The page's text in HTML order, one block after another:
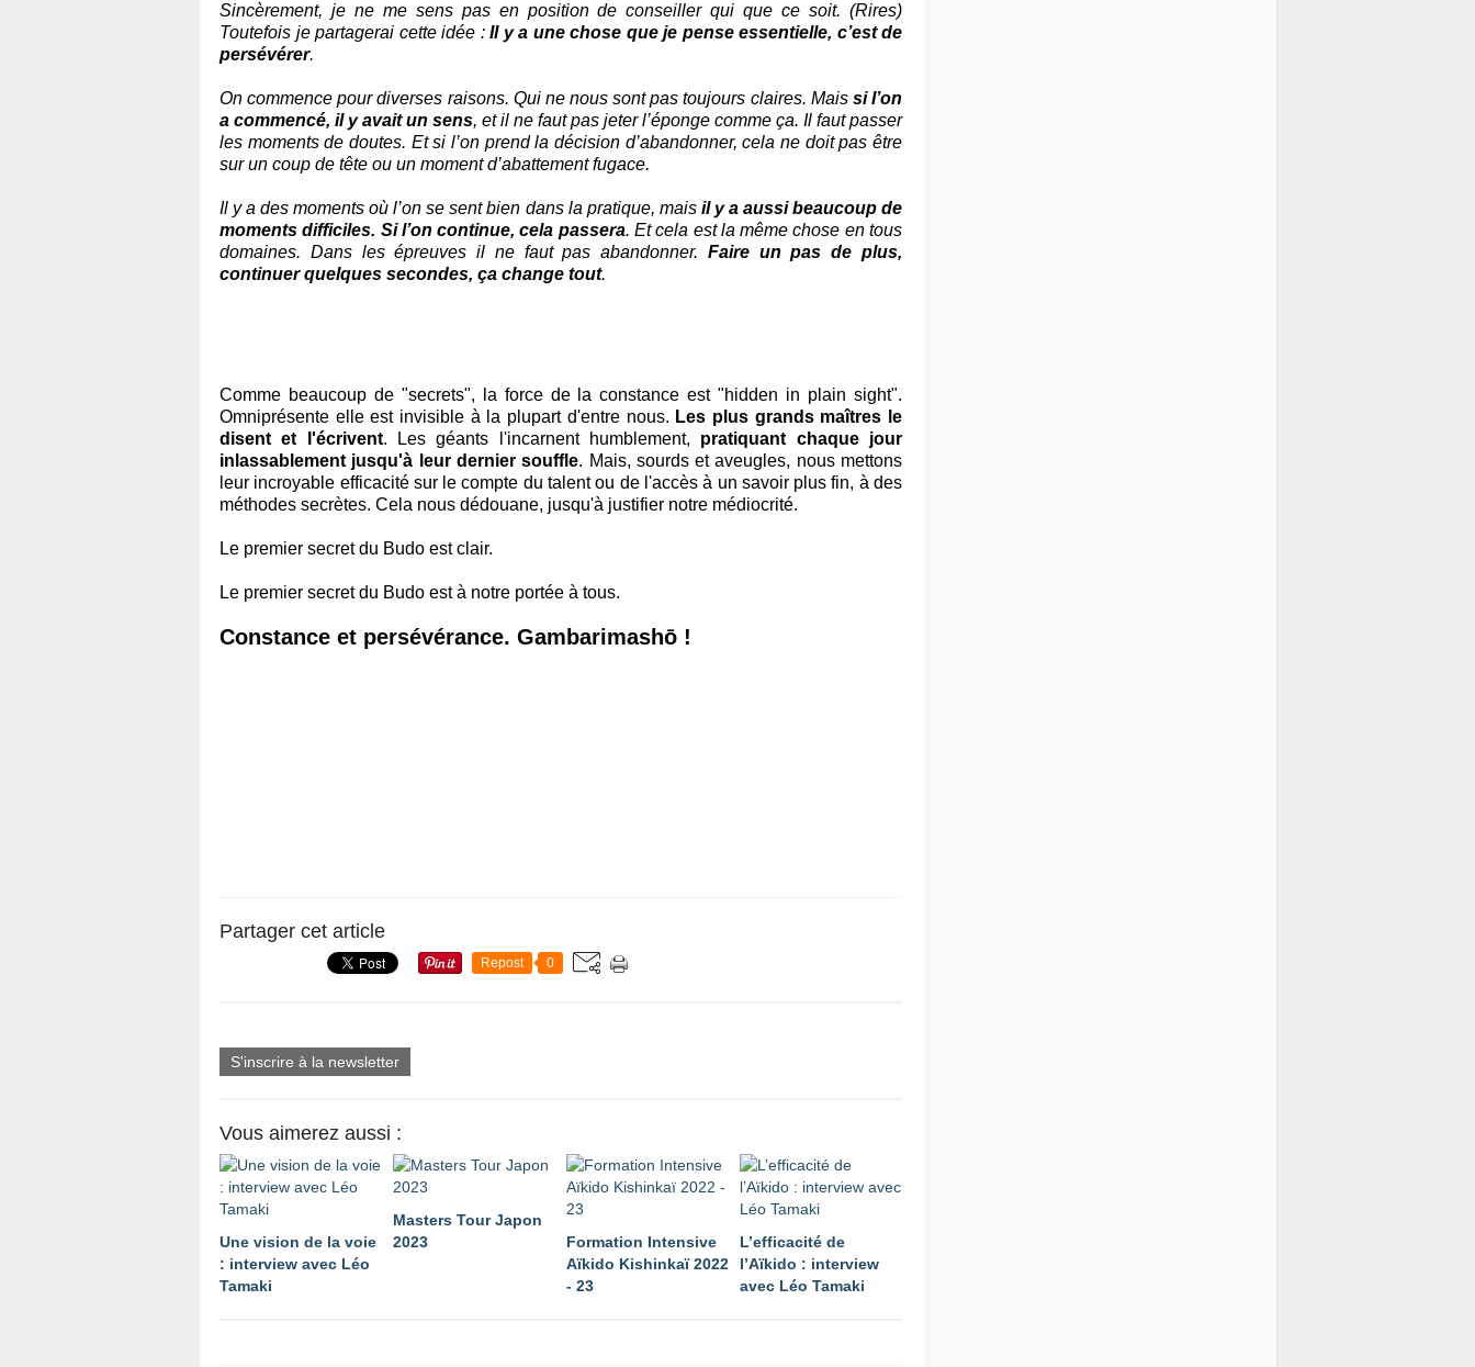
Sincèrement, je ne me sens pas en position de conseiller qui que ce soit. (Rires)
Toutefois je partagerai cette idée : Il y a une chose que je pense essentielle, c’est de
persévérer.
On commence pour diverses raisons. Qui ne nous sont pas toujours claires. Mais si l’on
a commencé, il y avait un sens, et il ne faut pas jeter l’éponge comme ça. Il faut passer
les moments de doutes. Et si l’on prend la décision d’abandonner, cela ne doit pas être
sur un coup de tête ou un moment d’abattement fugace.
Il y a des moments où l’on se sent bien dans la pratique, mais il y a aussi beaucoup de
moments difficiles. Si l’on continue, cela passera. Et cela est la même chose en tous
domaines. Dans les épreuves il ne faut pas abandonner. Faire un pas de plus,
continuer quelques secondes, ça change tout.
Comme beaucoup de "secrets", la force de la constance est "hidden in plain sight".
Omniprésente elle est invisible à la plupart d'entre nous. Les plus grands maîtres le
disent et l'écrivent. Les géants l'incarnent humblement, pratiquant chaque jour
inlassablement jusqu'à leur dernier souffle. Mais, sourds et aveugles, nous mettons
leur incroyable efficacité sur le compte du talent ou de l'accès à un savoir plus fin, à des
méthodes secrètes. Cela nous dédouane, jusqu'à justifier notre médiocrité.
Le premier secret du Budo est clair.
Le premier secret du Budo est à notre portée à tous.
Constance et persévérance. Gambarimashō !
Partager cet article
Repost 0
S'inscrire à la newsletter
Vous aimerez aussi :
Une vision de la voie
: interview avec Léo
Tamaki
Masters Tour Japon
2023
Formation Intensive
Aïkido Kishinkaï 2022
- 23
L’efficacité de
l’Aïkido : interview
avec Léo Tamaki